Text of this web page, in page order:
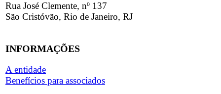
Rua José Clemente, nº 137
São Cristóvão, Rio de Janeiro, RJ
INFORMAÇÕES
A entidade
Benefícios para associados